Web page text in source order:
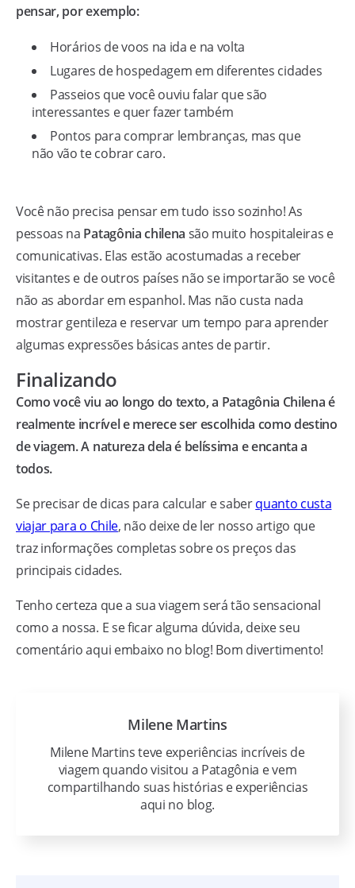
pensar, por exemplo:
Horários de voos na ida e na volta
Lugares de hospedagem em diferentes cidades
Passeios que você ouviu falar que são
interessantes e quer fazer também
Pontos para comprar lembranças, mas que
não vão te cobrar caro.
Você não precisa pensar em tudo isso sozinho! As
pessoas na Patagônia chilena são muito hospitaleiras e
comunicativas. Elas estão acostumadas a receber
visitantes e de outros países não se importarão se você
não as abordar em espanhol. Mas não custa nada
mostrar gentileza e reservar um tempo para aprender
algumas expressões básicas antes de partir.
Finalizando
Como você viu ao longo do texto, a Patagônia Chilena é
realmente incrível e merece ser escolhida como destino
de viagem. A natureza dela é belíssima e encanta a
todos.
Se precisar de dicas para calcular e saberquanto custa
viajar para o Chile, não deixe de ler nosso artigo que
traz informações completas sobre os preços das
principais cidades.
Tenho certeza que a sua viagem será tão sensacional
como a nossa. E se ficar alguma dúvida, deixe seu
comentário aqui embaixo no blog! Bom divertimento!
Milene Martins
Milene Martins teve experiências incríveis de
viagem quando visitou a Patagônia e vem
compartilhando suas histórias e experiências
aqui no blog.